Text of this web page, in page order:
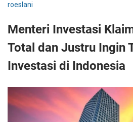
roeslani
Menteri Investasi
Total dan Justru Ingin
Investasi di Indonesia